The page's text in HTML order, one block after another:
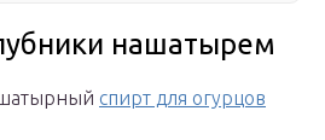
нашатырем
спирт для огурцов